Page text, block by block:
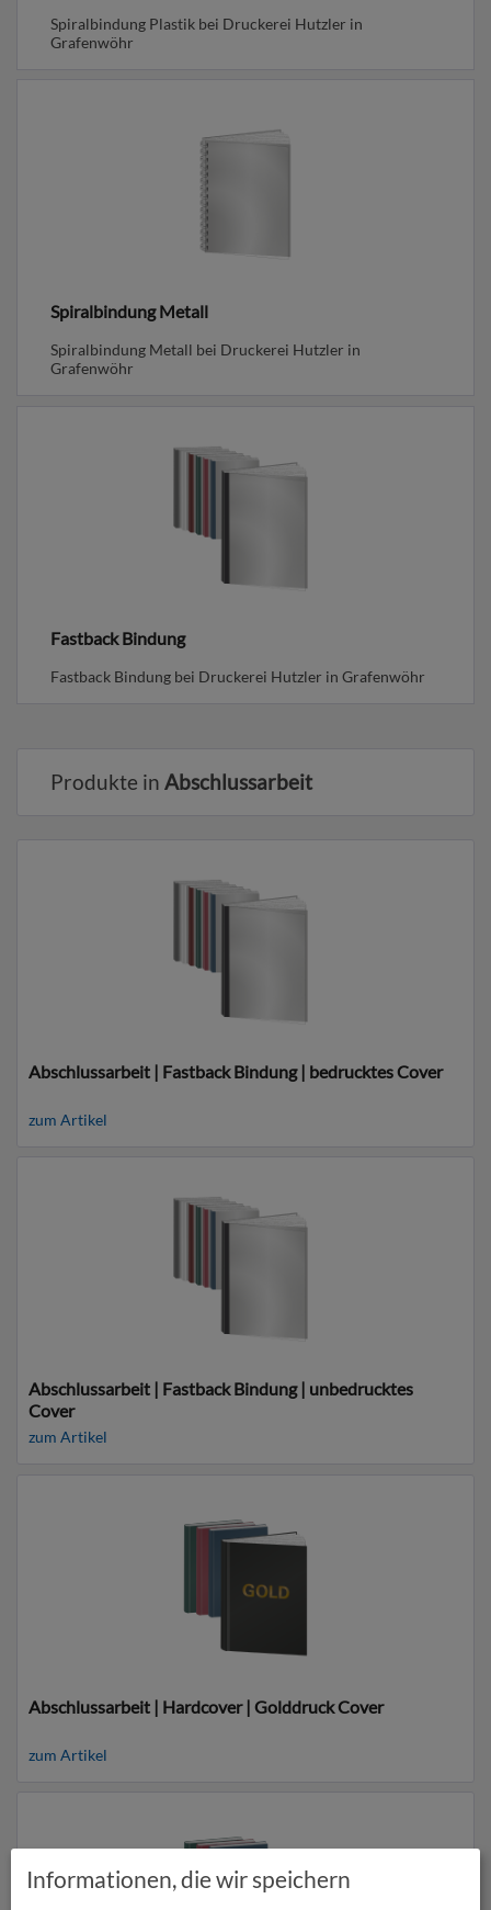
Spiralbindung Plastik bei Druckerei Hutzler in
Grafenwöhr
Spiralbindung Metall
Spiralbindung Metall bei Druckerei Hutzler in
Grafenwöhr
Fastback Bindung
Fastback Bindung bei Druckerei Hutzler in Grafenwöhr
Produkte in Abschlussarbeit
Abschlussarbeit | Fastback Bindung | bedrucktes Cover
zum Artikel
Abschlussarbeit | Fastback Bindung | unbedrucktes
Cover
zum Artikel
Abschlussarbeit | Hardcover | Golddruck Cover
zum Artikel
Informationen, die wir speichern